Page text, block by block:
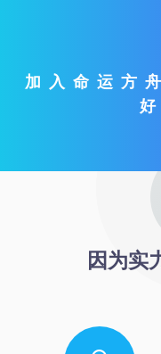
加入命运方
因为实